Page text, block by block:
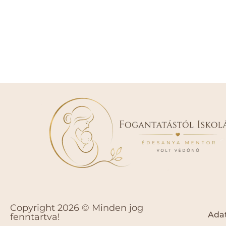
Copyright 2026 © Minden jog
fenntartva!